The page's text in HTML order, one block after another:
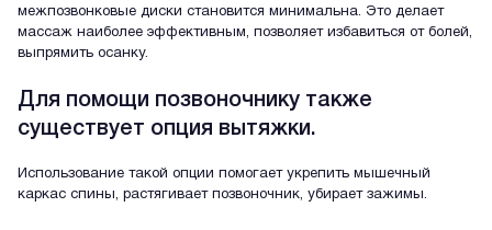
межпозвонковые диски становится минимальна. Это делает
массаж наиболее эффективным, позволяет избавиться от болей,
выпрямить осанку.
Для помощи позвоночнику также
существует опция вытяжки.
Использование такой опции помогает укрепить мышечный
каркас спины, растягивает позвоночник, убирает зажимы.